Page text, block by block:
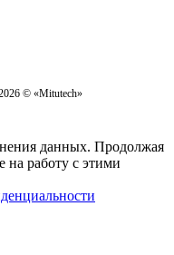
© «Mitutech»
данных. Продолжая
на работу с этими